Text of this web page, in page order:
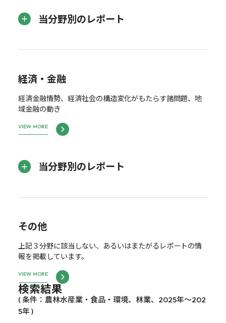
当分野別のレポート
経済・金融
経済金融情勢、経済社会の構造変化がもたらす諸問題、地
域金融の動き
VIEW MORE
当分野別のレポート
その他
上記３分野に該当しない、あるいはまたがるレポートの情
報を掲載しています。
VIEW MORE
検索結果
( 条件：農林水産業・食品・環境、林業、2025年～202
5年 )